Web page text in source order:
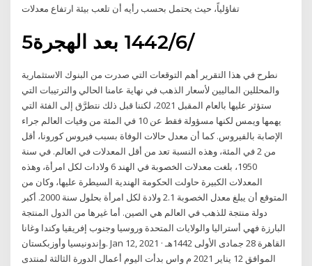
5‏‏/6‏‏/1442 بعد الهجرة
نطرح في هذا التقرير أهم التوقعات التي صدرت من البنوك الاستثمارية
والمحللين الماليين لأسعار الذهب في نهاية عامنا الحالي والترتيبات التي
ستؤثر عليها بالعام المقبل 2021، لكننا قبل ذلك نتطرَّق إلى الفئة التي
يهمها ويمس لكنها مسؤولة فقط عن 10 في المئة من وفيات العالم جراء
الإصابة بالفيروس. كما أن معدل حالات الوفاة بسبب فيروس كورونا، أقل
من 2 في المئة، وهذه النسبة تعد من أقل المعدلات في العالم. في سنة
1950، بلغت معدلات الخصوبة في الهند 6 ولادات لكل امرأة، وهذه
المعدلات الكبيرة حاولت الحكومة الهندية السيطرة عليها، وكان من
المتوقع أن يبلغ معدل الخصوبة 2.1 ولادة لكل امرأة بحلول سنة 2000. أكبر
دولة منتجة للذهب في العالم هي الصين. أما غيرها من الدول المنتجة
البارزة فهي أستراليا والولايات المتحدة وروسيا وجنوب إفريقيا وكندا وغانا
وإندونيسيا وأوزبكستان. Jan 12, 2021 · القاهرة 28 جمادى الأولى 1442هـ
الموافق 12 يناير 2021 م واس بدأت اليوم أعمال الدورة الثالثة لمنتدى